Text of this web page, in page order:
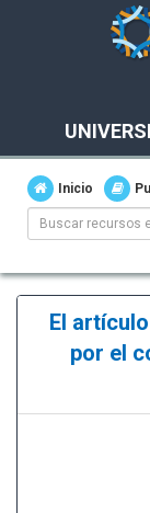
Inicio
El
por el